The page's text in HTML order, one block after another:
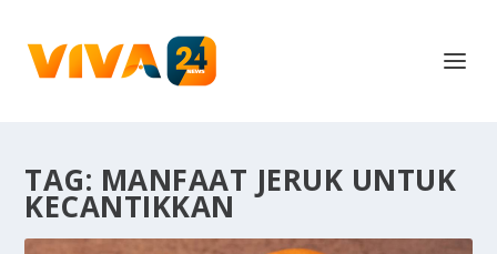
TAG: MANFAAT JERUK UNTUK
KECANTIKKAN